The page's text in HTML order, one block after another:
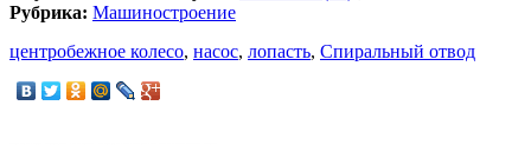
Рубрика: Машиностроение
центробежное колесо, насос, лопасть, Спиральный отвод